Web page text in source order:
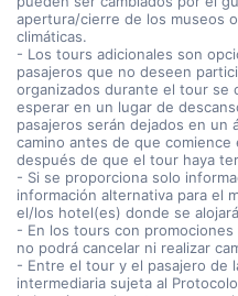
apertura/cierre de los museos
climáticas.
- Los tours adicionales son
pasajeros que no deseen
organizados durante el tour se
esperar en un lugar de
pasajeros serán dejados en un
camino antes de que
después de que el tour haya
- Si se proporciona solo
información alternativa para el
el/los hotel(es) donde se
- En los tours con
no podrá cancelar ni realizar
- Entre el tour y el pasajero de
intermediaria sujeta al